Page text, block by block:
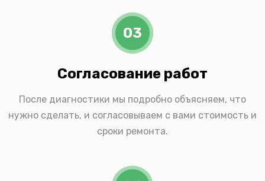
03
Согласование работ
После диагностики мы подробно объясняем, что
нужно сделать, и согласовываем с вами стоимость и
сроки ремонта.